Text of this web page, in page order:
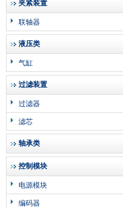
夹紧装置
联轴器
液压类
气缸
过滤装置
过滤器
滤芯
轴承类
控制模块
电源模块
编码器